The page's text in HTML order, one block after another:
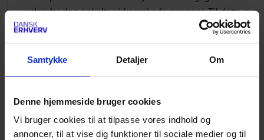
Samtykke Detaljer Om
Denne hjemmeside bruger cookies
Vi bruger cookies til at tilpasse vores indhold og
annoncer, til at vise dig funktioner til sociale medier og til